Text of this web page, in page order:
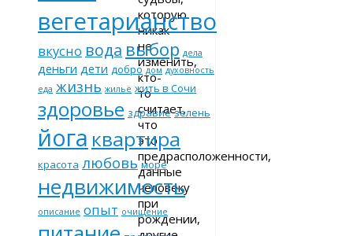
которую
никак
не
изменить,
кто-
то
считает,
что
это
предрасположенности,
данные
человеку
при
рождении,
вегетарианство
вкусно вода выбор дела
деньги дети добро дом духовность
еда жизнь жильё жить в Сочи
здоровье здравие зелень
йога квартира
красота любовь море
недвижимость
описание опыт очищение